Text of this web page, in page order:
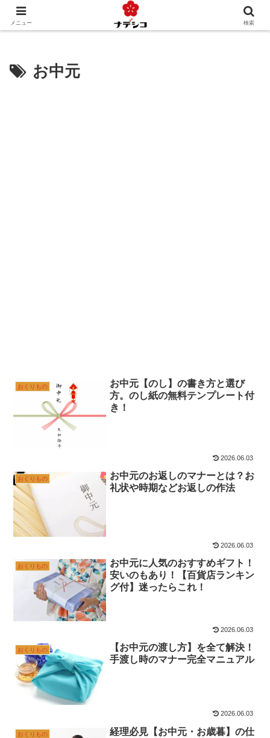
年中行事（季節） 年中行事（人生） おくりもの
お中元
おくりもの
お中元【のし】の書き方と選び
方。のし紙の無料テンプレート付
き！
2026.06.03
おくりもの
お中元のお返しのマナーとは？お
礼状や時期などお返しの作法
2026.06.03
おくりもの
お中元に人気のおすすめギフト！
安いのもあり！【百貨店ランキン
グ付】迷ったらこれ！
2026.06.03
おくりもの
【お中元の渡し方】を全て解決！
手渡し時のマナー完全マニュアル
2026.06.03
おくりもの
経理必見【お中元・お歳暮】の仕
メニュー 検索